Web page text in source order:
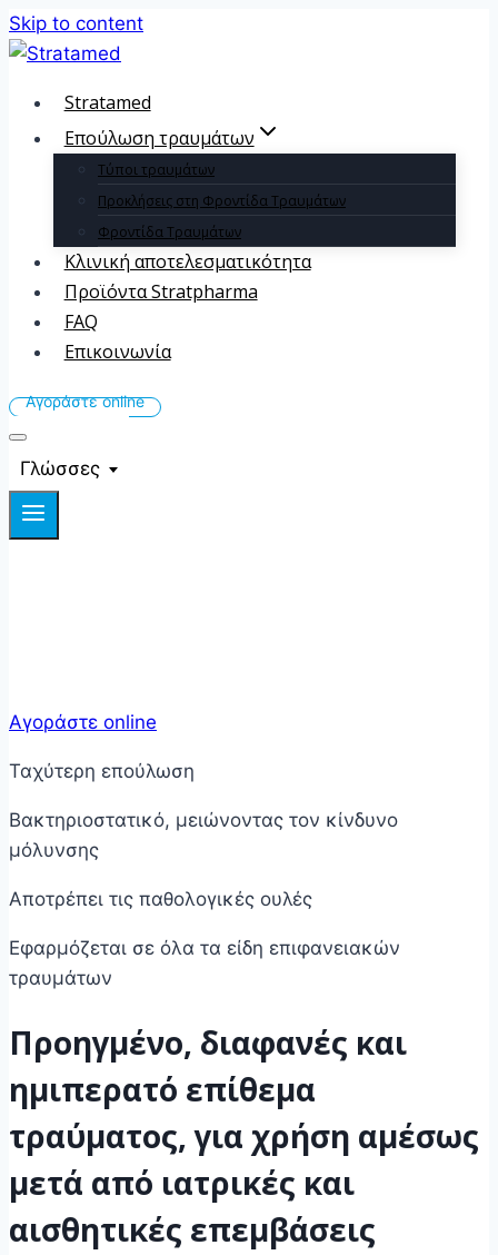
Skip to content
Stratamed
Επούλωση τραυμάτων
Τύποι τραυμάτων
Προκλήσεις στη Φροντίδα Τραυμάτων
Φροντίδα Τραυμάτων
Κλινική αποτελεσματικότητα
Προϊόντα Stratpharma
FAQ
Επικοινωνία
Γλώσσες
Αγοράστε online
Ταχύτερη επούλωση
Βακτηριοστατικό, μειώνοντας τον κίνδυνο
μόλυνσης
Αποτρέπει τις παθολογικές ουλές
Εφαρμόζεται σε όλα τα είδη επιφανειακών
τραυμάτων
Προηγμένο, διαφανές και
ημιπερατό επίθεμα
τραύματος, για χρήση αμέσως
μετά από ιατρικές και
αισθητικές επεμβάσεις